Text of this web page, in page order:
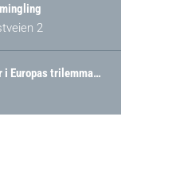
2
Arendalsuka:Batterier i Europas trilemma: Energisikkerhet, konkurransekraft og bærekraft (Battery Norway-arrangement)